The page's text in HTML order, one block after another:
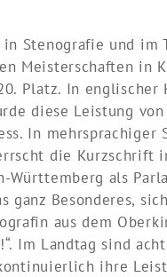
Stenografie und
Meisterschaften in
Platz. In
diese Leistung von
In mehrsprachiger
die Kurzschrift
Württemberg als
ganz Besonderes,
aus dem
Im Landtag sind
ihre